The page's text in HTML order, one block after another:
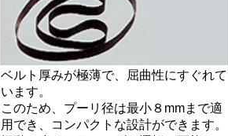
ベルト厚みが極薄で、屈曲性にすぐれて
います。
このため、プーリ径は最小８mmまで適
用でき、コンパクトな設計ができます。